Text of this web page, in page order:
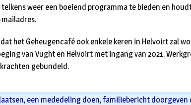
weer een boeiend programma te bieden en
dat het Geheugencafé ook enkele keren in Helvoirt zal
van Vught en Helvoirt met ingang van 2021.
gebundeld.
een mededeling doen, familiebericht